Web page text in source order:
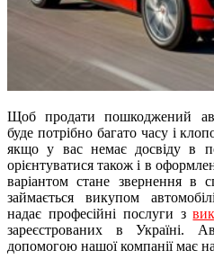
Щоб продати пошкоджений
буде потрібно багато часу і
якщо у вас немає досвіду в
орієнтуватися також і в
варіантом стане звернення в
займається викупом
надає професійні послуги з
зареєстрованих в Україні.
допомогою нашої компанії має